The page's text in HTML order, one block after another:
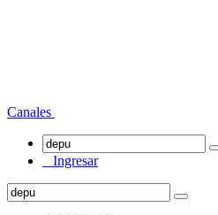
Canales
Ingresar